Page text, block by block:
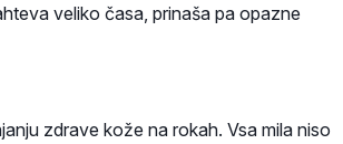
veliko časa, prinaša pa opazne
zdrave kože na rokah. Vsa mila niso